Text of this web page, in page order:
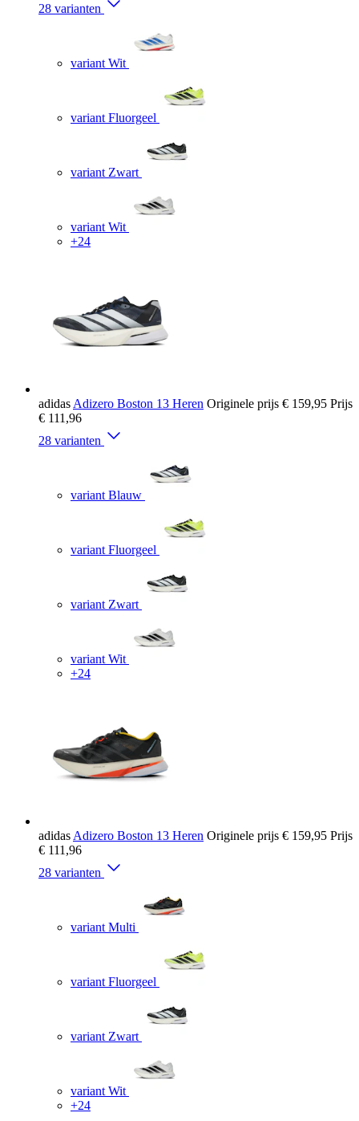
28 varianten
variant Wit
variant Fluorgeel
variant Zwart
variant Wit
+24
adidas Adizero Boston 13 Heren Originele prijs € 159,95 Prijs
€ 111,96
28 varianten
variant Blauw
variant Fluorgeel
variant Zwart
variant Wit
+24
adidas Adizero Boston 13 Heren Originele prijs € 159,95 Prijs
€ 111,96
28 varianten
variant Multi
variant Fluorgeel
variant Zwart
variant Wit
+24